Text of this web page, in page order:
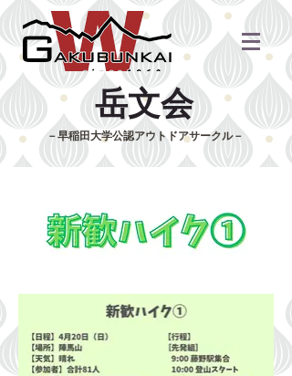
​岳文会
​－早稲田大学公認アウトドアサークル－